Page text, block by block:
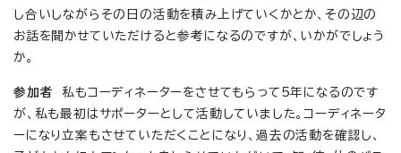
し合いしながらその日の活動を積み上げていくかとか、その辺の
お話を聞かせていただけると参考になるのですが、いかがでしょう
か。
参加者
私もコーディネーターをさせてもらって5年になるのです
が、私も最初はサポーターとして活動していました。コーディネータ
ーになり立案もさせていただくことになり、過去の活動を確認し、